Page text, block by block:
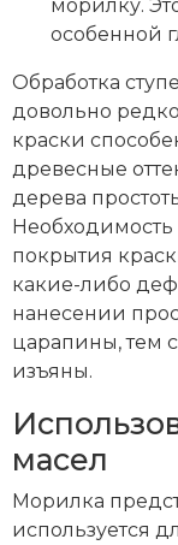
морилку.
особенной
Обработка
довольно
краски
древесные
дерева
Необходимость
покрытия
какие-либо
нанесении
царапины, тем
изъяны.
масел
Морилка
используется